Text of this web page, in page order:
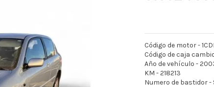
Código de motor -
Código de caja
Año de vehículo -
KM - 218213
Numero de bastidor -